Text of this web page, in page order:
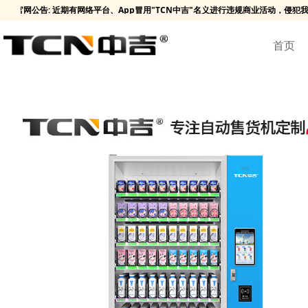
首页
公告: 近期有网络平台、App冒用"TCN中吉"名义进行违规商业活动，侵犯我司